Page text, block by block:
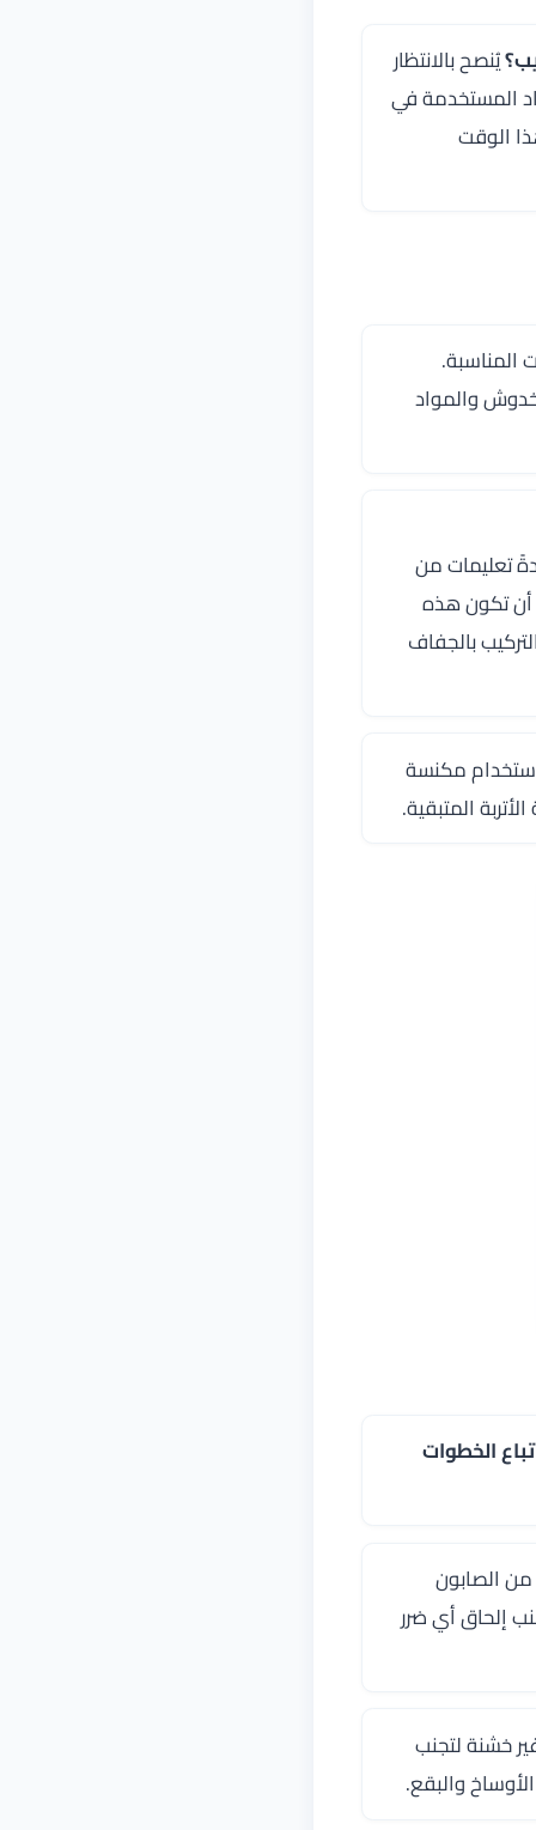
يُنصح بالانتظار
المستخدمة في
الوقت
المناسبة.
والمواد
تعليمات من
أن تكون هذه
التركيب بالجفاف
مكنسة
المتبقية.
الخطوات
الصابون
إلحاق أي ضرر
خشنة لتجنب
والبقع.